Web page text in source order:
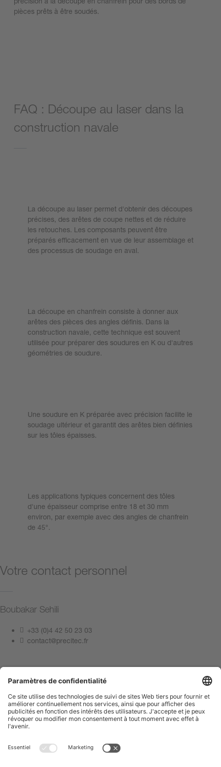
pièces prêts à être soudés.
FAQ : Découpe au laser dans la
construction navale
La découpe au laser permet d'obtenir des découpes
précises, des arêtes de coupe nettes et de réduire
les retouches. Les composants peuvent être
préparés efficacement en vue de leur assemblage et
des processus de soudage en aval.
La découpe en chanfrein consiste à donner aux
arêtes des pièces des angles définis. Dans la
construction navale, cette technique est souvent
utilisée pour préparer des soudures en K ou d'autres
géométries de soudure.
Une soudure en K préparée avec précision facilite le
soudage ultérieur et garantit des arêtes bien définies
sur les tôles épaisses.
Les applications typiques concernent des tôles
d'une épaisseur comprise entre 18 et 30 mm
environ, par exemple avec des angles de chanfrein
de 45°.
Votre contact personnel
Boubakar Sehili
+33 (0)4 42 50 23 03
contact@precitec.fr
Mentions légales